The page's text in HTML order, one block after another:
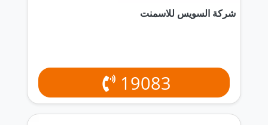
شركة السويس للاسمنت
19083